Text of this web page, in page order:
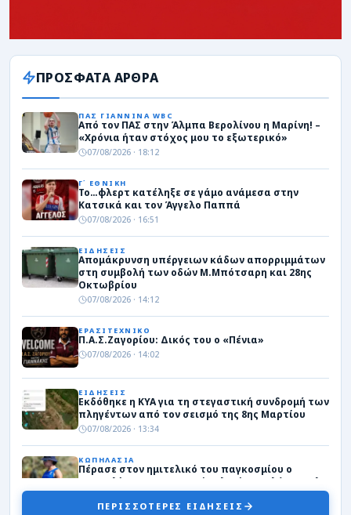
ΠΡΟΣΦΑΤΑ ΑΡΘΡΑ
ΠΑΣ ΓΙΑΝΝΙΝΑ WBC
Από τον ΠΑΣ στην Άλμπα Βερολίνου η Μαρίνη! –
«Χρόνια ήταν στόχος μου το εξωτερικό»
07/08/2026 · 18:12
Γ΄ ΕΘΝΙΚΗ
Το…φλερτ κατέληξε σε γάμο ανάμεσα στην
Κατσικά και τον Άγγελο Παππά
07/08/2026 · 16:51
ΕΙΔΗΣΕΙΣ
Απομάκρυνση υπέργειων κάδων απορριμμάτων
στη συμβολή των οδών Μ.Μπότσαρη και 28ης
Οκτωβρίου
07/08/2026 · 14:12
ΕΡΑΣΙΤΕΧΝΙΚΟ
Π.Α.Σ.Ζαγορίου: Δικός του ο «Πένια»
07/08/2026 · 14:02
ΕΙΔΗΣΕΙΣ
Εκδόθηκε η ΚΥΑ για τη στεγαστική συνδρομή των
πληγέντων από τον σεισμό της 8ης Μαρτίου
07/08/2026 · 13:34
ΚΩΠΗΛΑΣΙΑ
Πέρασε στον ημιτελικό του παγκοσμίου ο
Μουσελίμης – Στον μικρό τελικό Γιουγλή και Ήλη
ΠΕΡΙΣΣΟΤΕΡΕΣ ΕΙΔΗΣΕΙΣ